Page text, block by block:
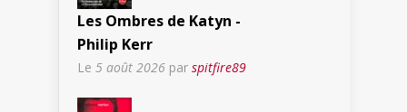
Les Ombres de Katyn -
Philip Kerr
Le 5 août 2026 par spitfire89